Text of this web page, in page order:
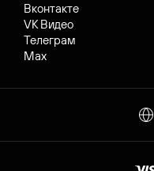
Вконтакте
VK Видео
Телеграм
Max